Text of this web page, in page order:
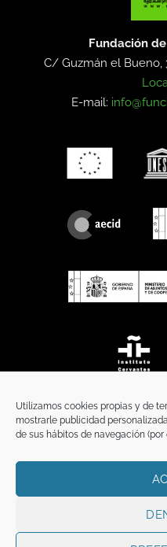
Utilizamos cookies propias y de
mostrarle publicidad
de sus hábitos de navegación
Fundación
C/ Guzmán el Bueno,
E-mail:
TÉRMINOS
Copyright 2026 ©FunciFUNCI